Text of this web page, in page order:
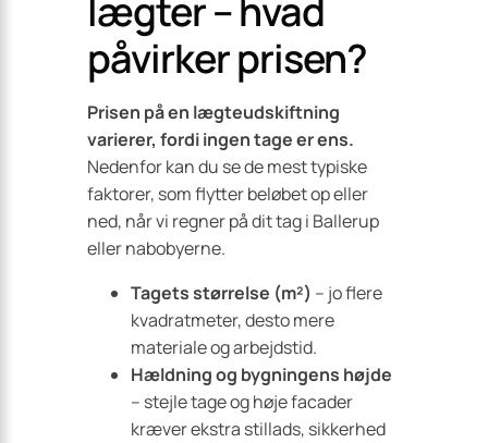
lægter – hvad
påvirker prisen?
Prisen på en lægteudskiftning
varierer, fordi ingen tage er ens.
Nedenfor kan du se de mest typiske
faktorer, som flytter beløbet op eller
ned, når vi regner på dit tag i Ballerup
eller nabobyerne.
Tagets størrelse (m²) – jo flere
kvadratmeter, desto mere
materiale og arbejdstid.
Hældning og bygningens højde
– stejle tage og høje facader
kræver ekstra stillads, sikkerhed